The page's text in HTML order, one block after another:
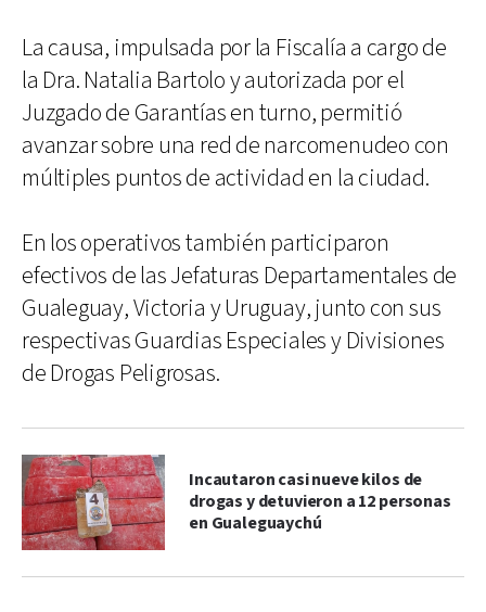
La causa, impulsada por la Fiscalía a cargo de
la Dra. Natalia Bartolo y autorizada por el
Juzgado de Garantías en turno, permitió
avanzar sobre una red de narcomenudeo con
múltiples puntos de actividad en la ciudad.
En los operativos también participaron
efectivos de las Jefaturas Departamentales de
Gualeguay, Victoria y Uruguay, junto con sus
respectivas Guardias Especiales y Divisiones
de Drogas Peligrosas.
Incautaron casi nueve kilos de
drogas y detuvieron a 12 personas
en Gualeguaychú